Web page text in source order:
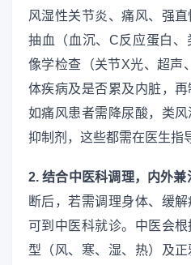
风湿性关节炎、痛风、强
抽血（血沉、C反应蛋白
像学检查（关节X光、超声
体疾病及是否累及内脏，
如痛风患者需降尿酸，类
抑制剂，这些都需在医生指
2. 结合中医科调理，内外兼
断后，若需调理身体、缓解
可到中医科就诊。中医会
型（风、寒、湿、热）及